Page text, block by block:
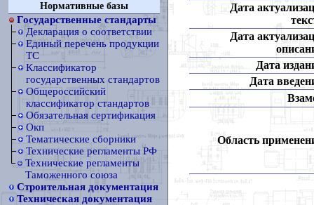
Нормативные базы
Государственные стандарты
Декларация о соответствии
Единый перечень продукции
ТС
Классификатор
государственных стандартов
Общероссийский
классификатор стандартов
Обязательная сертификация
Окп
Тематические сборники
Технические регламенты РФ
Технические регламенты
Таможенного союза
Строительная документация
Техническая документация
Дата
Дата
Дата
Дата
Область